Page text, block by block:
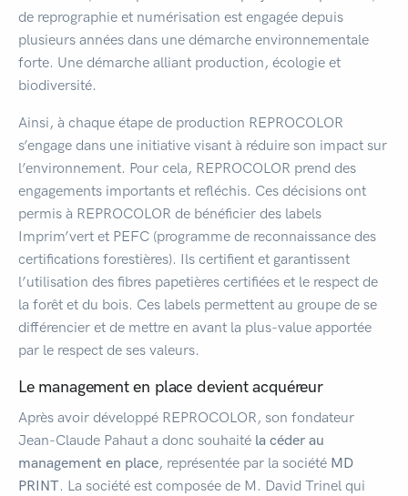
de reprographie et numérisation est engagée depuis
plusieurs années dans une démarche environnementale
forte. Une démarche alliant production, écologie et
biodiversité.
Ainsi, à chaque étape de production REPROCOLOR
s’engage dans une initiative visant à réduire son impact sur
l’environnement. Pour cela, REPROCOLOR prend des
engagements importants et refléchis. Ces décisions ont
permis à REPROCOLOR de bénéficier des labels
Imprim’vert et PEFC (programme de reconnaissance des
certifications forestières). Ils certifient et garantissent
l’utilisation des fibres papetières certifiées et le respect de
la forêt et du bois. Ces labels permettent au groupe de se
différencier et de mettre en avant la plus-value apportée
par le respect de ses valeurs.
Le management en place devient acquéreur
Après avoir développé REPROCOLOR, son fondateur
Jean-Claude Pahaut a donc souhaité la céder au
management en place, représentée par la société MD
PRINT. La société est composée de M. David Trinel qui